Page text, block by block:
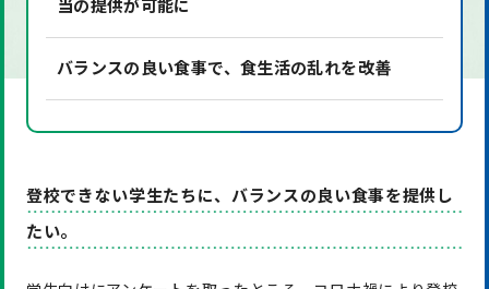
当の提供が可能に
バランスの良い食事で、食生活の乱れを改善
登校できない学生たちに、バランスの良い食事を提供し
たい。